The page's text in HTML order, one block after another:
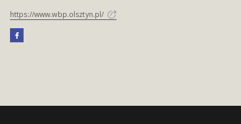
https://www.wbp.olsztyn.pl/